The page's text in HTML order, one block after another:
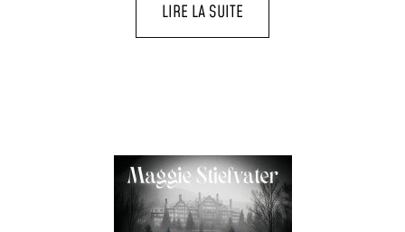
LIRE LA SUITE